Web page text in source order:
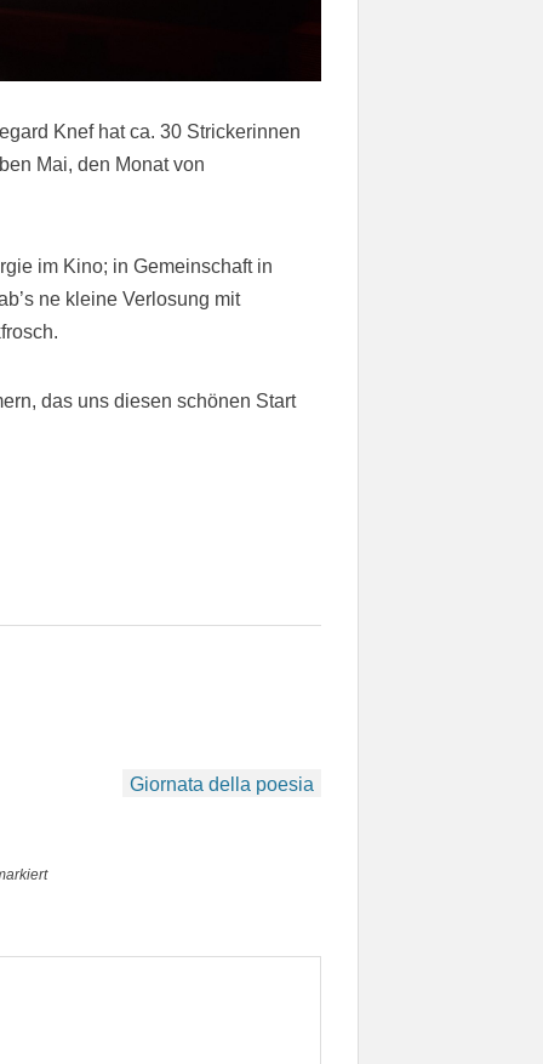
Knef hat ca. 30 Strickerinnen
Mai, den Monat von
im Kino; in Gemeinschaft in
ne kleine Verlosung mit
das uns diesen schönen Start
Giornata della poesia